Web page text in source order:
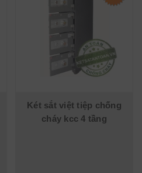
Két sắt việt tiệp chống
cháy kcc 4 tầng